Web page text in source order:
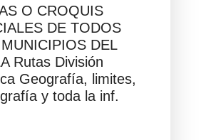
O CROQUIS
DE TODOS
DEL
Rutas División
Geografía, limites,
y toda la inf.